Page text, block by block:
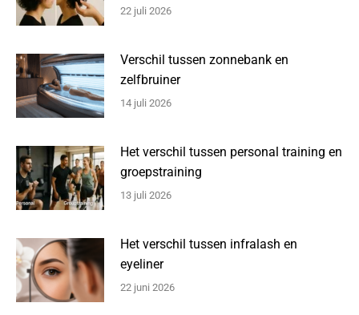
22 juli 2026
Verschil tussen zonnebank en
zelfbruiner
14 juli 2026
Het verschil tussen personal training en
groepstraining
13 juli 2026
Het verschil tussen infralash en
eyeliner
22 juni 2026